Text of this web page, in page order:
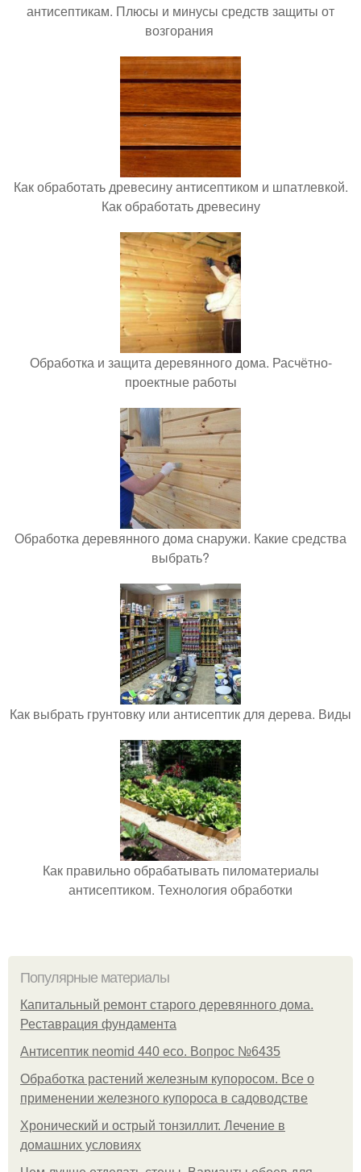
антисептикам. Плюсы и минусы средств защиты от
возгорания
Как обработать древесину антисептиком и шпатлевкой.
Как обработать древесину
Обработка и защита деревянного дома. Расчётно-
проектные работы
Обработка деревянного дома снаружи. Какие средства
выбрать?
Как выбрать грунтовку или антисептик для дерева. Виды
Как правильно обрабатывать пиломатериалы
антисептиком. Технология обработки
Популярные материалы
Капитальный ремонт старого деревянного дома.
Реставрация фундамента
Антисептик neomid 440 eco. Вопрос №6435
Обработка растений железным купоросом. Все о
применении железного купороса в садоводстве
Хронический и острый тонзиллит. Лечение в
домашних условиях